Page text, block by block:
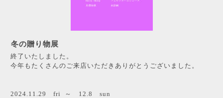
冬の贈り物展
終了いたしました。
今年もたくさんのご来店いただきありがとうございました。
2024.11.29 fri ～ 12.8 sun